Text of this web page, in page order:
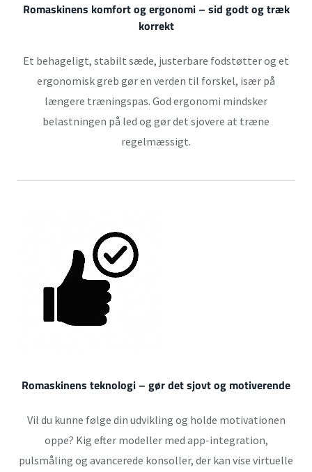
Romaskinens komfort og ergonomi – sid godt og træk
korrekt
Et behageligt, stabilt sæde, justerbare fodstøtter og et
ergonomisk greb gør en verden til forskel, især på
længere træningspas. God ergonomi mindsker
belastningen på led og gør det sjovere at træne
regelmæssigt.
Romaskinens teknologi – gør det sjovt og motiverende
Vil du kunne følge din udvikling og holde motivationen
oppe? Kig efter modeller med app-integration,
pulsmåling og avancerede konsoller, der kan vise virtuelle